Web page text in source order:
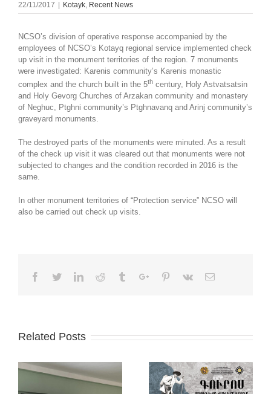
22/11/2017 Kotayk, Recent News
NCSO’s division of operative response accompanied by the
employees of NCSO’s Kotayq regional service implemented check
up visit in the monument territories of the region. 7 monuments
were investigated: Karenis community’s Karenis monastic
complex and the church built in the 5th century, Holy Astvatsatsin
and Holy Gevorg Churches of Arzakan community and monastery
of Neghuc, Ptghni community’s Ptghnavanq and Arinj community’s
graveyard monuments.
The destroyed parts of the monuments were minuted. As a result
of the check up visit it was cleared out that monuments were not
subjected to changes and the condition recorded in 2016 is the
same.
In other monument territories of “Protection service” NCSO will
also be carried out check up visits.
Facebook
TwitterLinkedinReddit TumblrGoogle+Pinterest
Vk Email
Related Posts